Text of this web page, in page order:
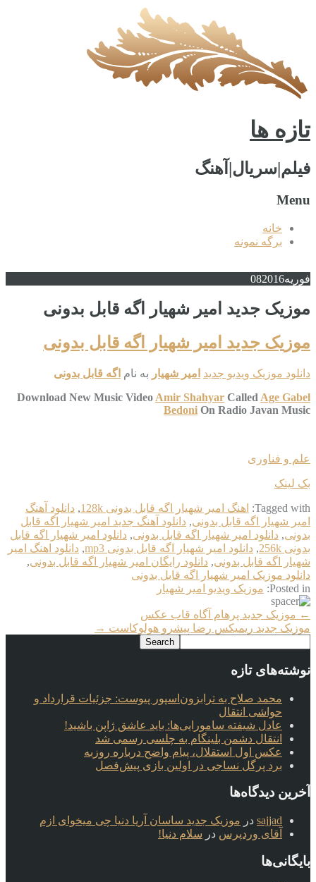
تازه ها
فیلم|سریال|آهنگ
Menu
خانه
برگه نمونه
فوریه 082016
موزیک جدید امیر شهیار اگه قابل بدونی
موزیک جدید امیر شهیار اگه قابل بدونی
دانلود موزیک ویدیو جدید امیر شهیار به نام اگه قابل بدونی
Download New Music Video Amir Shahyar Called Age Gabel
Bedoni On Radio Javan Music
علم و فناوری
بک لینک
Tagged with: اهنگ امیر شهیار اگه قابل بدونی 128k , دانلود آهنگ
امیر شهیار اگه قابل بدونی, دانلود آهنگ جدید امیر شهیار اگه قابل
بدونی, دانلود امیر شهیار اگه قابل بدونی, دانلود امیر شهیار اگه قابل
بدونی 256k
, دانلود امیر شهیار اگه قابل بدونی mp3 , دانلود اهنگ امیر
شهیار اگه قابل بدونی, دانلود رایگان امیر شهیار اگه قابل بدونی,
دانلود موزیک امیر شهیار اگه قابل بدونی
Posted in: موزیک ویدیو امیر شهیار
More
Articles
← موزیک جدید پرهام آگاه قاب عکس
موزیک جدید ریمیکس رضا پیشرو هولوکاست →
نوشته‌های تازه
محمد صلاح به ترابزون‌اسپور پیوست: جزئیات قرارداد و
حواشی انتقال
عادل شیفته سامورایی‌ها: باید عاشق ژاپن باشید!
انتقال دشمن بلینگام به چلسی رسمی شد
عکس اول استقلال، پیام واضح درباره روزبه
برد پرگل نساجی در اولین بازی پیش‌فصل
آخرین دیدگاه‌ها
sajjad در موزیک جدید ساسان آریا دنیا چی میخوای ازم
آقای وردپرس در سلام دنیا!
بایگانی‌ها